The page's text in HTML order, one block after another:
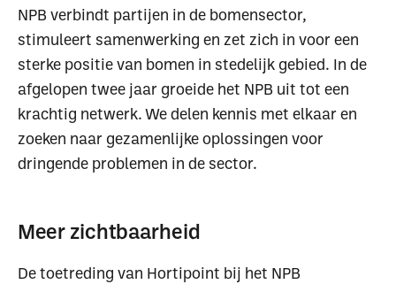
NPB verbindt partijen in de bomensector,
stimuleert samenwerking en zet zich in voor een
sterke positie van bomen in stedelijk gebied. In de
afgelopen twee jaar groeide het NPB uit tot een
krachtig netwerk. We delen kennis met elkaar en
zoeken naar gezamenlijke oplossingen voor
dringende problemen in de sector.
Meer zichtbaarheid
De toetreding van Hortipoint bij het NPB